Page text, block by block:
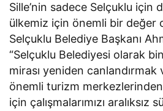
Sille’nin sadece Selçuklu için
ülkemiz için önemli bir değer
Selçuklu Belediye Başkanı
“Selçuklu Belediyesi olarak
mirası yeniden canlandırmak
önemli turizm
için çalışmalarımızı